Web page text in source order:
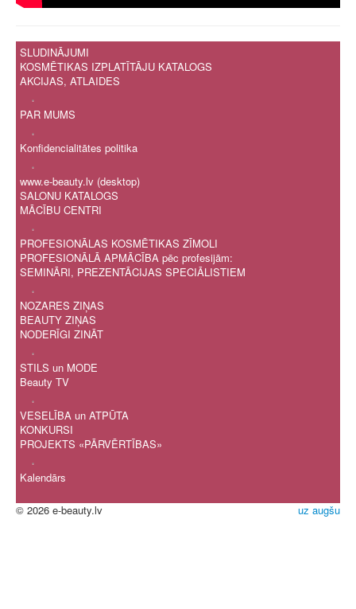
SLUDINĀJUMI
KOSMĒTIKAS IZPLATĪTĀJU KATALOGS
AKCIJAS, ATLAIDES
.
PAR MUMS
.
Konfidencialitātes politika
.
www.e-beauty.lv (desktop)
SALONU KATALOGS
MĀCĪBU CENTRI
.
PROFESIONĀLAS KOSMĒTIKAS ZĪMOLI
PROFESIONĀLĀ APMĀCĪBA pēc profesijām:
SEMINĀRI, PREZENTĀCIJAS SPECIĀLISTIEM
.
NOZARES ZIŅAS
BEAUTY ZIŅAS
NODERĪGI ZINĀT
.
STILS un MODE
Beauty TV
.
VESELĪBA un ATPŪTA
KONKURSI
PROJEKTS «PĀRVĒRTĪBAS»
.
Kalendārs
uz augšu
© 2026 e-beauty.lv